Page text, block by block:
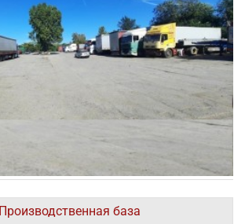
Производственная база